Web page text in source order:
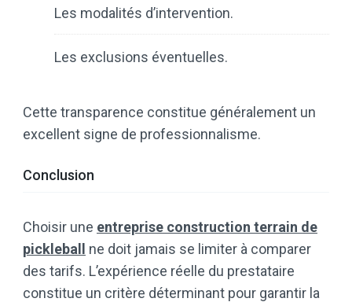
Les modalités d’intervention.
Les exclusions éventuelles.
Cette transparence constitue généralement un
excellent signe de professionnalisme.
Conclusion
Choisir une entreprise construction terrain de
pickleball
ne doit jamais se limiter à comparer
des tarifs. L’expérience réelle du prestataire
constitue un critère déterminant pour garantir la